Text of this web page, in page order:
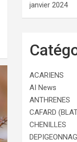
janvier 2024
ACARIENS
AI News
ANTHRENES
CAFARD
CHENILLES